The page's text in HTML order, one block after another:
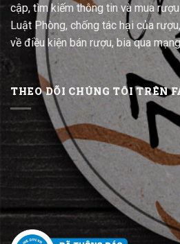
cập, tìm kiếm thông tin và mua
Luật Phòng, chống tác hại của
về điều kiện bán rượu, bia qua
THEO DÕI CHÚNG TÔI TRÊN